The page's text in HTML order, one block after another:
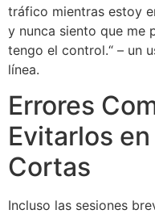
tráfico mientras estoy
y nunca siento que me
tengo el control.“ – un
línea.
Errores
Evitarlos
Cortas
Incluso las sesiones